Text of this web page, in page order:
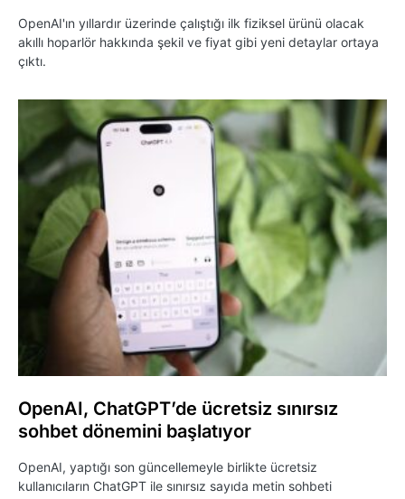
OpenAI'ın yıllardır üzerinde çalıştığı ilk fiziksel ürünü olacak
akıllı hoparlör hakkında şekil ve fiyat gibi yeni detaylar ortaya
çıktı.
OpenAI, ChatGPT’de ücretsiz sınırsız
sohbet dönemini başlatıyor
OpenAI, yaptığı son güncellemeyle birlikte ücretsiz
kullanıcıların ChatGPT ile sınırsız sayıda metin sohbeti